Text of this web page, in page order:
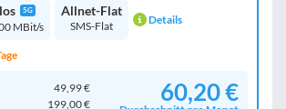
5G
MBit/s
Allnet-Flat
SMS-Flat Details
49,99 €
199,00 € 60,20 €